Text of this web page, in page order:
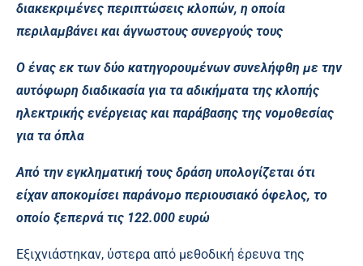
διακεκριμένες περιπτώσεις κλοπών, η οποία
περιλαμβάνει και άγνωστους συνεργούς τους
Ο ένας εκ των δύο κατηγορουμένων συνελήφθη με την
αυτόφωρη διαδικασία για τα αδικήματα της κλοπής
ηλεκτρικής ενέργειας και παράβασης της νομοθεσίας
για τα όπλα
Από την εγκληματική τους δράση υπολογίζεται ότι
είχαν αποκομίσει παράνομο περιουσιακό όφελος, το
οποίο ξεπερνά τις 122.000 ευρώ
Εξιχνιάστηκαν, ύστερα από μεθοδική έρευνα της